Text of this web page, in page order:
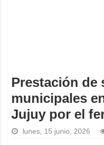
Prestación de
municipales
Jujuy por el
lunes, 15 junio, 2026